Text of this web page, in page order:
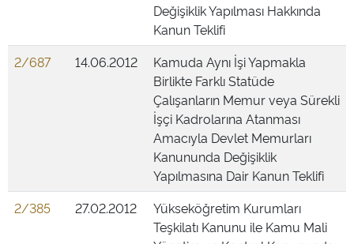
Değişiklik Yapılması Hakkında
Kanun Teklifi
2/687
14.06.2012
Kamuda Aynı İşi Yapmakla
Birlikte Farklı Statüde
Çalışanların Memur veya Sürekli
İşçi Kadrolarına Atanması
Amacıyla Devlet Memurları
Kanununda Değişiklik
Yapılmasına Dair Kanun Teklifi
2/385
27.02.2012
Yükseköğretim Kurumları
Teşkilatı Kanunu ile Kamu Mali